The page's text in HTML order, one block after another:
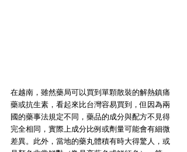
在越南，雖然藥局可以買到單顆散裝的解熱鎮痛
藥或抗生素，看起來比台灣容易買到，但因為兩
國的藥事法規定不同，藥品的成分與配方不見得
完全相同，實際上成分比例或劑量可能會有細微
差異。此外，當地的藥丸體積有時大得驚人，或